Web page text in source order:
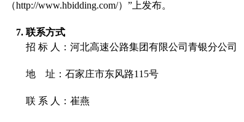
（http://www.hbidding.com/） ” 上发布。
7. 联系方式
招 标 人：河北高速公路集团有限公司青银分公司
地 址：石家庄市东风路115号
联 系 人：崔燕